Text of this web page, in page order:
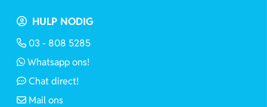
HULP NODIG
03 - 808 5285
Whatsapp ons!
Chat direct!
Mail ons